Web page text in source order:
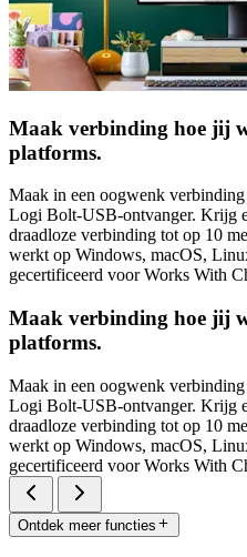
Maak verbinding hoe jij
platforms.
Maak in een oogwenk
Logi Bolt-USB-ontvanger. Krijg
draadloze verbinding tot op 10
werkt op Windows, macOS,
gecertificeerd voor Works With
Maak verbinding hoe jij
platforms.
Maak in een oogwenk
Logi Bolt-USB-ontvanger. Krijg
draadloze verbinding tot op 10
werkt op Windows, macOS,
gecertificeerd voor Works With
Ontdek meer functies